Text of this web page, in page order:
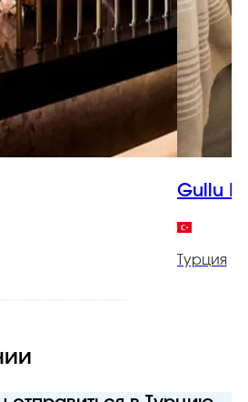
Gullu
Турция